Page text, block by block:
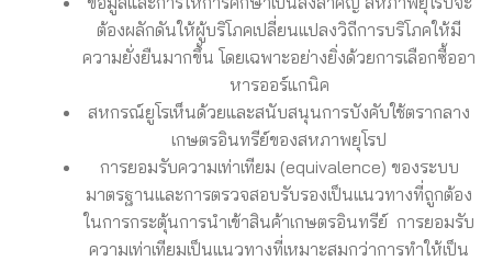
ต้องผลักดันให้ผู้บริโภคเปลี่ยนแปลงวิถีการบริโภคให้มี
ความยั่งยืนมากขึ้น โดยเฉพาะอย่างยิ่งด้วยการเลือกซื้ออา
หารออร์แกนิค
สหกรณ์ยูโรเห็นด้วยและสนับสนุนการบังคับใช้ตรากลาง
เกษตรอินทรีย์ของสหภาพยุโรป
การยอมรับความเท่าเทียม (equivalence) ของระบบ
มาตรฐานและการตรวจสอบรับรองเป็นแนวทางที่ถูกต้อง
ในการกระตุ้นการนำเข้าสินค้าเกษตรอินทรีย์ การยอมรับ
ความเท่าเทียมเป็นแนวทางที่เหมาะสมกว่าการทำให้เป็น